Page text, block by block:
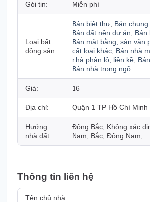
Gói tin: Miễn phí
Loại bất
động sản:
Bán biệt thự Bán chung
Bán đất nền dự án
Bán
Bán mặt bằng, sàn văn
đất loại khác Bán nhà
nhà phân lô, liền kề
Bán nhà trong ngõ
Giá: 16
Địa chỉ: Quận 1 TP Hồ Chí Minh
Hướng
nhà đất:
Đông Bắc, Không xác
Nam, Bắc, Đông Nam,
Thông tin liên hệ
Tên chủ nhà